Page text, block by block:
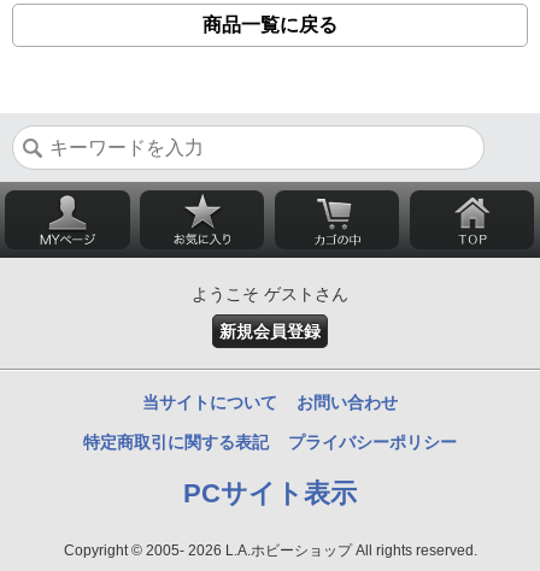
商品一覧に戻る
ようこそ ゲストさん
新規会員登録
当サイトについて お問い合わせ
特定商取引に関する表記 プライバシーポリシー
PCサイト表示
Copyright © 2005- 2026 L.A.ホビーショップ All rights reserved.